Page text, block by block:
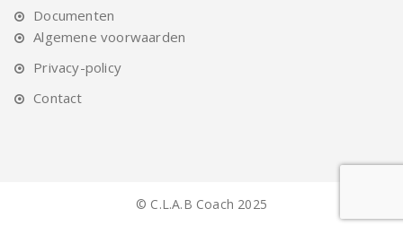
Documenten
Algemene voorwaarden
Privacy-policy
Contact
© C.L.A.B Coach 2025